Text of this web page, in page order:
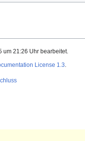
um 21:26 Uhr bearbeitet.
License 1.3.